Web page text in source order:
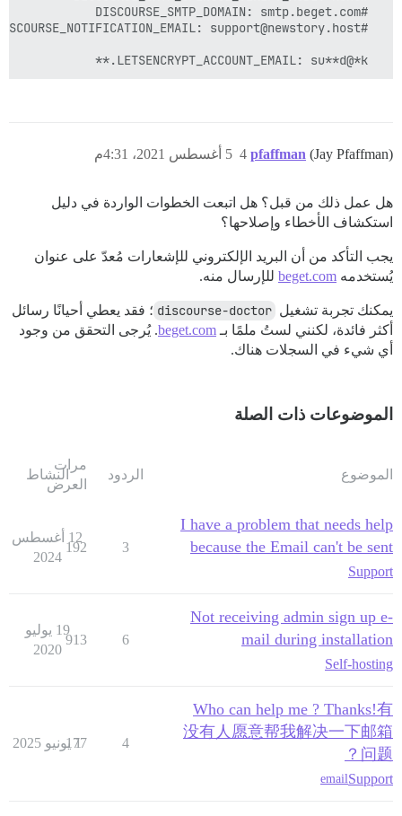
pfaffman (Jay Pfaffman) 5 أغسطس 2021، 4:31م 4
هل عمل ذلك من قبل؟ هل اتبعت الخطوات الواردة في دليل
استكشاف الأخطاء وإصلاحها؟
يجب التأكد من أن البريد الإلكتروني للإشعارات مُعدّ على عنوان
يُستخدمه beget.com للإرسال منه.
يمكنك تجربة تشغيل discourse-doctor ؛ فقد يعطي أحيانًا رسائل
أكثر فائدة، لكنني لستُ ملمًا بـ beget.com. يُرجى التحقق من وجود
أي شيء في السجلات هناك.
الموضوعات ذات الصلة
الموضوع الردود
مرات
العرض
النشاط
I have a problem that needs help
because the Email can't be sent
Support
3
192
12 أغسطس
2024
Not receiving admin sign up e-
mail during installation
Self-hosting
6
913
19 يوليو
2020
Who can help me ? Thanks!有
没有人愿意帮我解决一下邮箱
问题？
Support
email
4
177
1 يونيو 2025